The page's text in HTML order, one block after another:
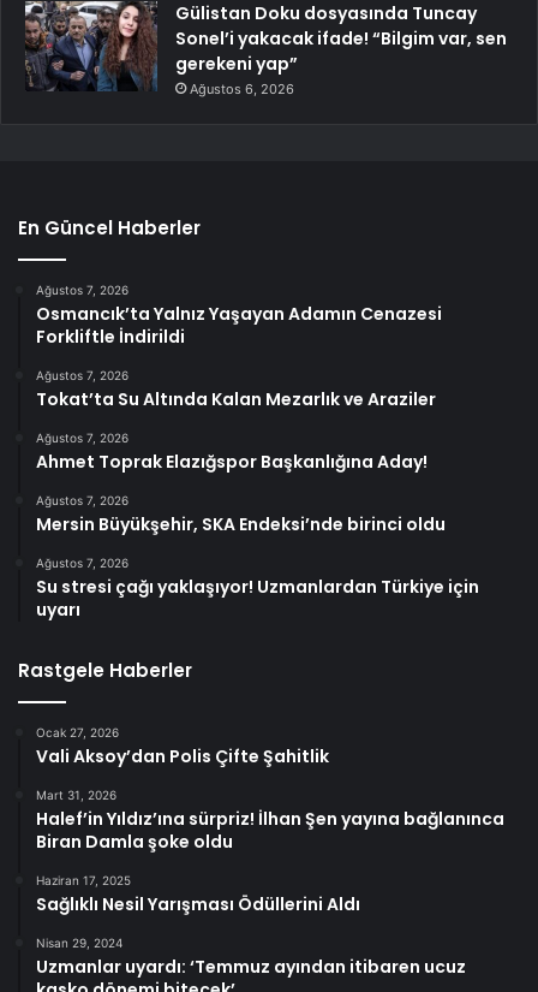
Gülistan Doku dosyasında Tuncay
Sonel’i yakacak ifade! “Bilgim var, sen
gerekeni yap”
Ağustos 6, 2026
En Güncel Haberler
Ağustos 7, 2026
Osmancık’ta Yalnız Yaşayan Adamın Cenazesi
Forkliftle İndirildi
Ağustos 7, 2026
Tokat’ta Su Altında Kalan Mezarlık ve Araziler
Ağustos 7, 2026
Ahmet Toprak Elazığspor Başkanlığına Aday!
Ağustos 7, 2026
Mersin Büyükşehir, SKA Endeksi’nde birinci oldu
Ağustos 7, 2026
Su stresi çağı yaklaşıyor! Uzmanlardan Türkiye için
uyarı
Rastgele Haberler
Ocak 27, 2026
Vali Aksoy’dan Polis Çifte Şahitlik
Mart 31, 2026
Halef’in Yıldız’ına sürpriz! İlhan Şen yayına bağlanınca
Biran Damla şoke oldu
Haziran 17, 2025
Sağlıklı Nesil Yarışması Ödüllerini Aldı
Nisan 29, 2024
Uzmanlar uyardı: ‘Temmuz ayından itibaren ucuz